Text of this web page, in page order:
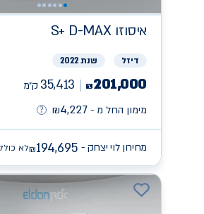
איסוזוS+ D-MAX
דיזל שנת 2022
₪201,000
35,413 ק״מ
מימון החל מ -
₪4,227
מחירון לוי יצחק - ₪194,695 לא